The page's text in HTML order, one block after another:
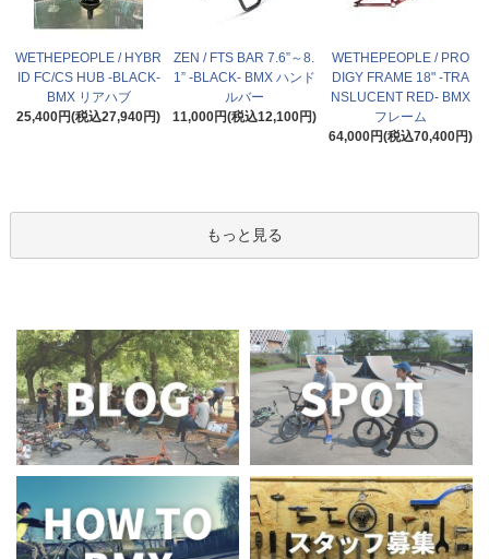
WETHEPEOPLE / HYBR
ID FC/CS HUB -BLACK-
BMX リアハブ
25,400円(税込27,940円)
ZEN / FTS BAR 7.6”～8.
1” -BLACK- BMX ハンド
ルバー
11,000円(税込12,100円)
WETHEPEOPLE / PRO
DIGY FRAME 18" -TRA
NSLUCENT RED- BMX
フレーム
64,000円(税込70,400円)
もっと見る